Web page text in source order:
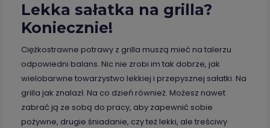
Lekka sałatka na grilla?
Koniecznie!
Ciężkostrawne potrawy z grilla muszą mieć na talerzu
odpowiedni balans. Nic nie zrobi im tak dobrze, jak
wielobarwne towarzystwo lekkiej i przepysznej sałatki. Na
grilla jak znalazł. Na co dzień również. Możesz nawet
zabrać ją ze sobą do pracy, aby zapewnić sobie
pożywne, drugie śniadanie, czy też lekki, ale treściwy